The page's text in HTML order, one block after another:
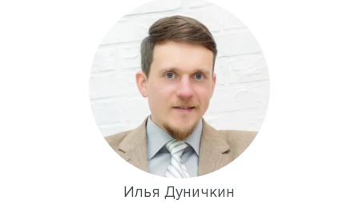
и коллаборации с иностранцами. Китай принимает их с
готовностью и готов им платить. Правда, при этом
довольно жесткие условия контроля. В этом и
особенность китайского мышления и китайской
«Неважно, что вы изобретаете и какие у вас идеи.
какой креативной среде вы работаете и насколько
рынок готов воспринимать и стимулировать ваше
мышление», — подчеркнул Алексей Маслов.
Япония: креатив — в воду
Ведущий эксперт Центра исследований «умного